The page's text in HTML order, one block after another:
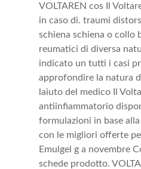
VOLTAREN cos Il
in caso di. traumi
schiena schiena o collo
reumatici di diversa
indicato un tutti i casi
approfondire la natura
laiuto del medico Il
antiinfiammatorio
formulazioni in base
con le migliori offerte
Emulgel g a novembre
schede prodotto.